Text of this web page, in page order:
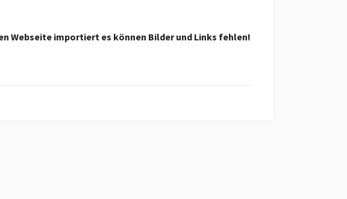
Webseite importiert es können Bilder und Links fehlen!